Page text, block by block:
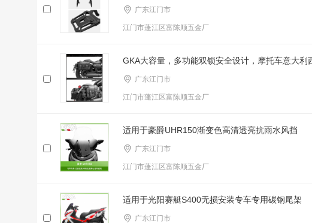
广东江门市
江门市蓬江区富陈顺五金厂
GKA大容量，多功能双锁安全设计，摩托车意大利
广东江门市
江门市蓬江区富陈顺五金厂
适用于豪爵UHR150渐变色高清透亮抗雨水风挡
广东江门市
江门市蓬江区富陈顺五金厂
适用于光阳赛艇S400无损安装专车专用碳钢尾架
广东江门市